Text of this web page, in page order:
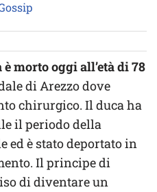
morto oggi all’età di 78
di Arezzo dove
chirurgico. Il duca ha
il periodo della
ed è stato deportato in
Il principe di
di diventare un